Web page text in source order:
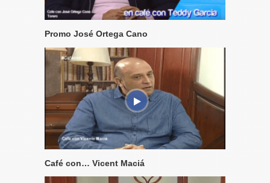
Promo José Ortega Cano
Café con… Vicent Maciá